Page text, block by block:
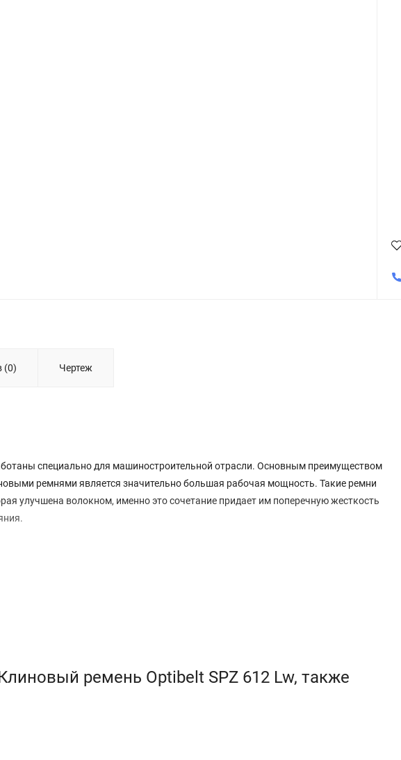
(0) Чертеж
специально для машиностроительной отрасли. Основным преимуществом
ремнями является значительно большая рабочая мощность. Такие ремни
улучшена волокном, именно это сочетание придает им поперечную жесткость
ремень Optibelt SPZ 612 Lw, также